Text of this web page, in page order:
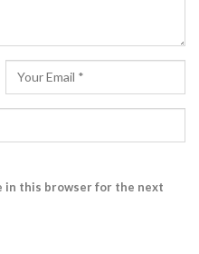
in this browser for the next